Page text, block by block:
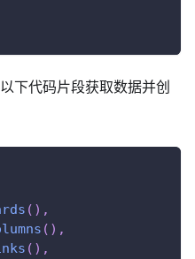
下代码片段获取数据并创
( ) ,
( ) ,
( ) ,